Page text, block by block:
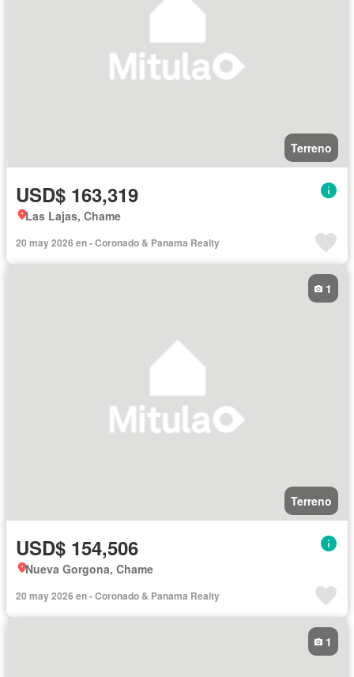
Terreno
USD$ 163,319
Las Lajas, Chame
20 may 2026 en - Coronado & Panama Realty
Terreno
1
USD$ 154,506
Nueva Gorgona, Chame
20 may 2026 en - Coronado & Panama Realty
1